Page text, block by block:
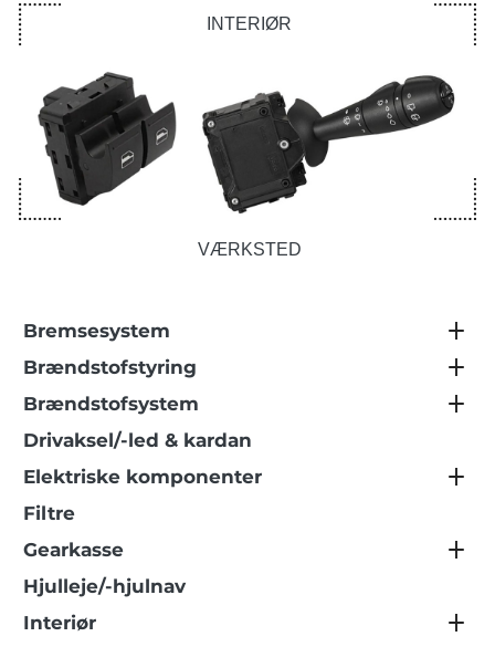
INTERIØR
VÆRKSTED
Bremsesystem
Brændstofstyring
Brændstofsystem
Drivaksel/-led & kardan
Elektriske komponenter
Filtre
Gearkasse
Hjulleje/-hjulnav
Interiør